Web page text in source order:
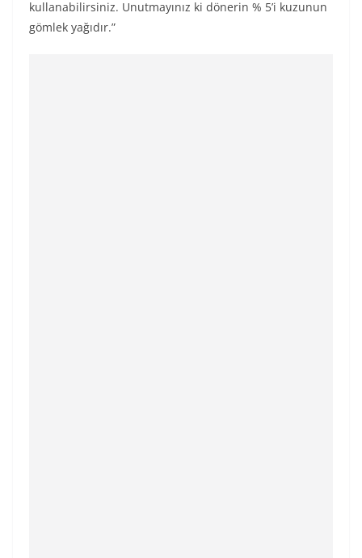
kullanabilirsiniz. Unutmayınız ki dönerin % 5’i kuzunun
gömlek yağıdır.”